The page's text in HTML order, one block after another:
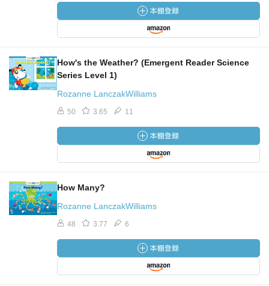
How's the Weather? (Emergent Reader Science
Series Level 1)
Rozanne LanczakWilliams
50 3.65 11
How Many?
Rozanne LanczakWilliams
48 3.77 6